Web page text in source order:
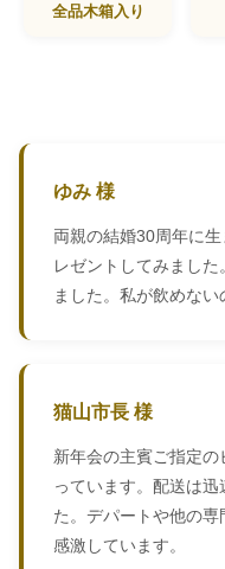
全品木箱入り
ゆみ 様
両親の結婚30周年に
レゼントしてみまし
ました。私が飲めない
猫山市長 様
新年会の主賓ご指定
っています。配送は
た。デパートや他の専
感激しています。